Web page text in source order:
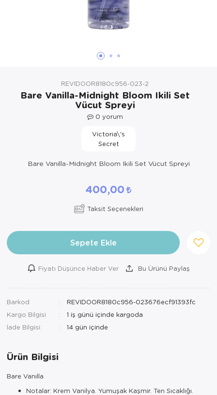
Kozmetik, Kişisel Bakım ve Sağlık
REVIDOOR8180c956-023-2
Bare Vanilla-Midnight Bloom Ikili Set
Vücut Spreyi
0 yorum
Victoria\'s
Secret
Bare Vanilla-Midnight Bloom Ikili Set Vücut Spreyi
400,00
Taksit Seçenekleri
Sepete Ekle
Fiyatı Düşünce Haber Ver Bu Ürünü Paylaş
Barkod
REVIDOOR8180c956-023676ecf91393fc
Kargo Bilgisi
1 iş günü içinde kargoda
İade Bilgisi:
Ürün Bilgisi
Bare Vanılla
Notalar: Krem Vanilya. Yumuşak Kaşmir. Ten Sıcaklığı.